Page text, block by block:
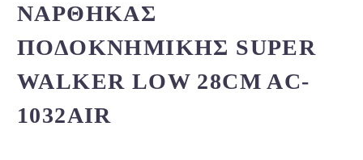
ΝΆΡΘΗΚΑΣ
ΠΟΔΟΚΝΗΜΙΚΉΣ SUPER
WALKER LOW 28CM AC-
1032AIR